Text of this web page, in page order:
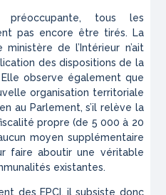
tous les
pas encore être tirés. La
de l’Intérieur n’ait
des dispositions de la
observe également que
organisation territoriale
au Parlement, s’il relève la
propre (de 5 000 à 20
moyen supplémentaire
faire aboutir une véritable
existantes.
des EPCI, il subsiste donc